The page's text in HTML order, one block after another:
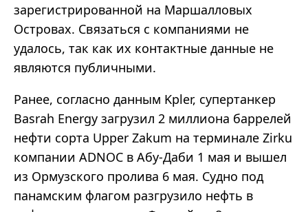
зарегистрированной на Маршалловых
Островах. Связаться с компаниями не
удалось, так как их контактные данные не
являются публичными.
Ранее, согласно данным Kpler, супертанкер
Basrah Energy загрузил 2 миллиона баррелей
нефти сорта Upper Zakum на терминале Zirku
компании ADNOC в Абу-Даби 1 мая и вышел
из Ормузского пролива 6 мая. Судно под
панамским флагом разгрузило нефть в